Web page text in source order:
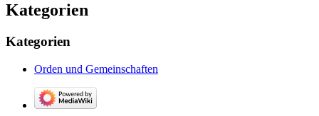
Kategorien
Kategorien
Orden und Gemeinschaften